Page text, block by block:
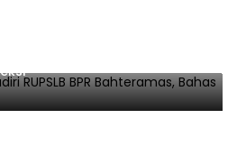
RUPSLB BPR Bahteramas,